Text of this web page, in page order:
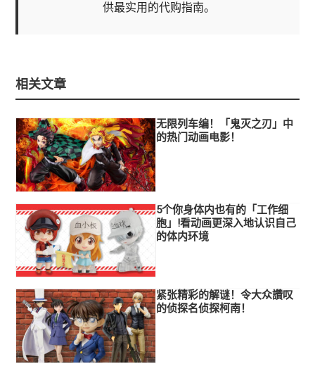
供最实用的代购指南。
相关文章
无限列车编！「鬼灭之刃」中
的热门动画电影！
5个你身体内也有的「工作细
胞」!看动画更深入地认识自己
的体内环境
紧张精彩的解谜！令大众讚叹
的侦探名侦探柯南！